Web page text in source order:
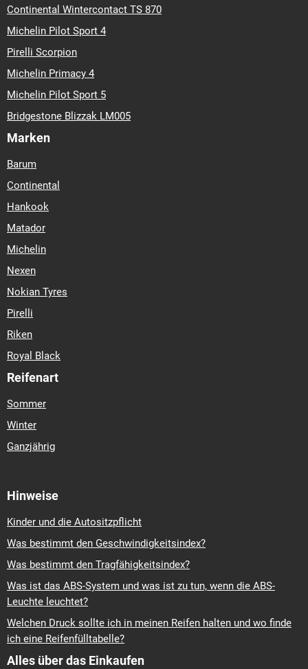
Continental Wintercontact TS 870
Michelin Pilot Sport 4
Pirelli Scorpion
Michelin Primacy 4
Michelin Pilot Sport 5
Bridgestone Blizzak LM005
Marken
Barum
Continental
Hankook
Matador
Michelin
Nexen
Nokian Tyres
Pirelli
Riken
Royal Black
Reifenart
Sommer
Winter
Ganzjährig
Hinweise
Kinder und die Autositzpflicht
Was bestimmt den Geschwindigkeitsindex?
Was bestimmt den Tragfähigkeitsindex?
Was ist das ABS-System und was ist zu tun, wenn die ABS-
Leuchte leuchtet?
Welchen Druck sollte ich in meinen Reifen halten und wo finde
ich eine Reifenfülltabelle?
Alles über das Einkaufen